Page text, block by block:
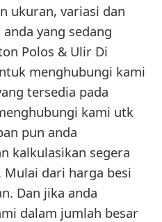
ukuran, variasi dan
yang sedang
Polos & Ulir Di
menghubungi kami
tersedia pada
kami utk
pun anda
kalkulasikan segera
dari harga besi
Dan jika anda
dalam jumlah besar